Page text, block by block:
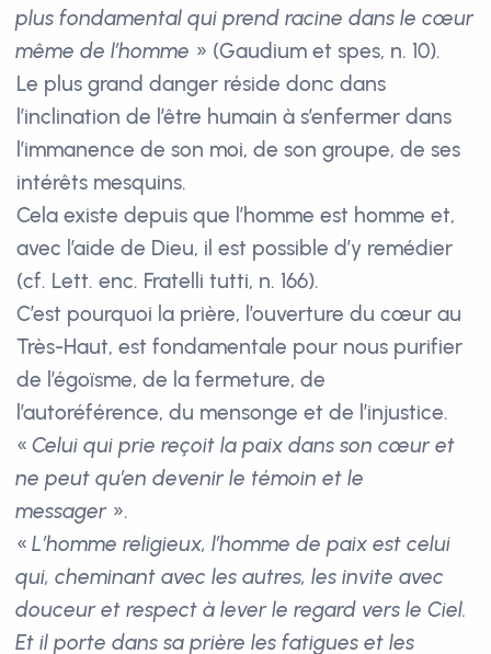
plus fondamental qui prend racine dans le cœur
même de l’homme » (Gaudium et spes, n. 10).
Le plus grand danger réside donc dans
l’inclination de l’être humain à s’enfermer dans
l’immanence de son moi, de son groupe, de ses
intérêts mesquins.
Cela existe depuis que l’homme est homme et,
avec l’aide de Dieu, il est possible d’y remédier
(cf. Lett. enc. Fratelli tutti, n. 166).
C’est pourquoi la prière, l’ouverture du cœur au
Très-Haut, est fondamentale pour nous purifier
de l’égoïsme, de la fermeture, de
l’autoréférence, du mensonge et de l’injustice.
«Celui qui prie reçoit la paix dans son cœur et
ne peut qu’en devenir le témoin et le
messager ».
«L’homme religieux, l’homme de paix est celui
qui, cheminant avec les autres, les invite avec
douceur et respect à lever le regard vers le Ciel.
Et il porte dans sa prière les fatigues et les